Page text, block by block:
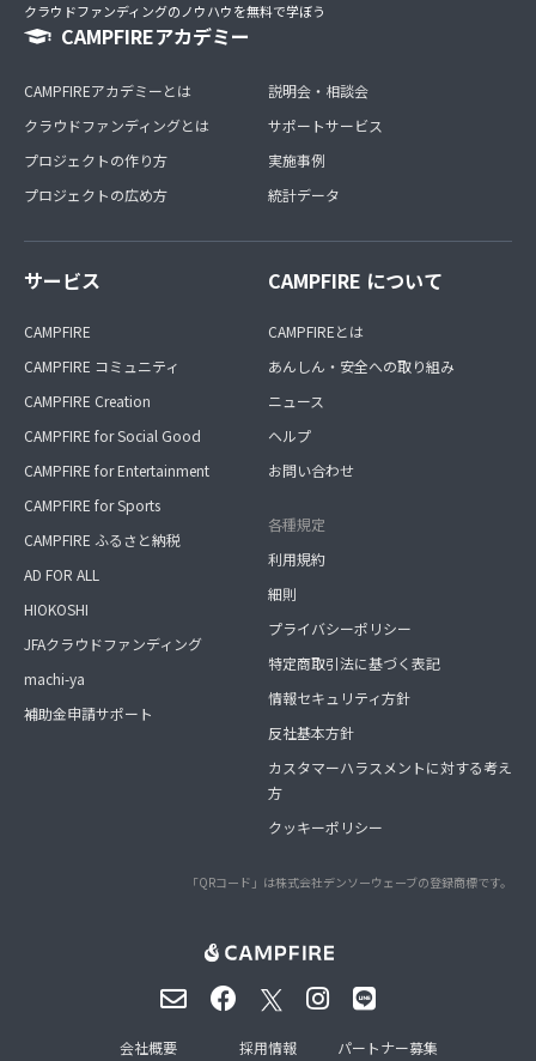
クラウドファンディングのノウハウを無料で学ぼう
CAMPFIREアカデミー
CAMPFIREアカデミーとは
クラウドファンディングとは
プロジェクトの作り方
プロジェクトの広め方
説明会・相談会
サポートサービス
実施事例
統計データ
サービス
CAMPFIRE
CAMPFIRE コミュニティ
CAMPFIRE Creation
CAMPFIRE for Social Good
CAMPFIRE for Entertainment
CAMPFIRE for Sports
CAMPFIRE ふるさと納税
AD FOR ALL
HIOKOSHI
JFAクラウドファンディング
machi-ya
補助金申請サポート
CAMPFIRE について
CAMPFIREとは
あんしん・安全への取り組み
ニュース
ヘルプ
お問い合わせ
各種規定
利用規約
細則
プライバシーポリシー
特定商取引法に基づく表記
情報セキュリティ方針
反社基本方針
カスタマーハラスメントに対する考え
方
クッキーポリシー
「QRコード」は株式会社デンソーウェーブの登録商標です。
会社概要 採用情報 パートナー募集